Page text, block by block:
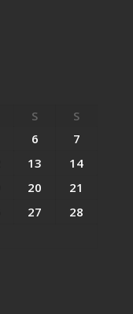
S
S
6
7
13
14
20
21
27
28